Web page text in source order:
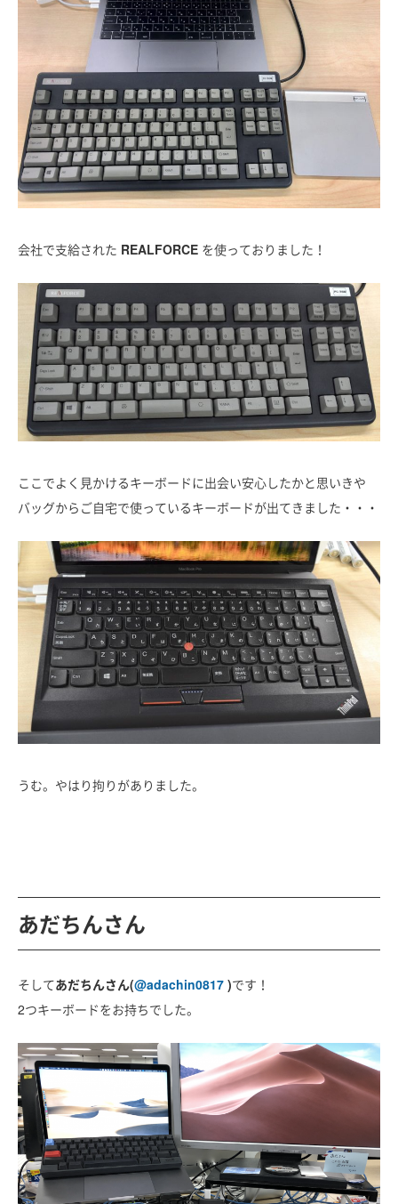
会社で支給された REALFORCE を使っておりました！
ここでよく見かけるキーボードに出会い安心したかと思いきや
バッグからご自宅で使っているキーボードが出てきました・・・
うむ。やはり拘りがありました。
あだちんさん
そしてあだちんさん(@adachin0817 )です！
2つキーボードをお持ちでした。